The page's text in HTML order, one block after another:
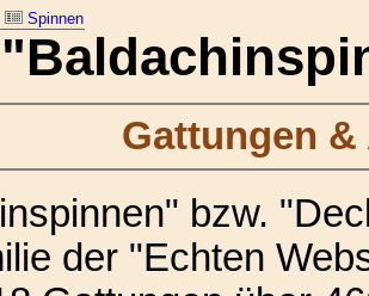
Spinnen
Gattungen
bzw.
der "Echten